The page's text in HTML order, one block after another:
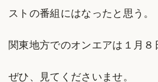
ストの番組にはなったと思う。
関東地方でのオンエアは１月８
ぜひ、見てくださいませ。